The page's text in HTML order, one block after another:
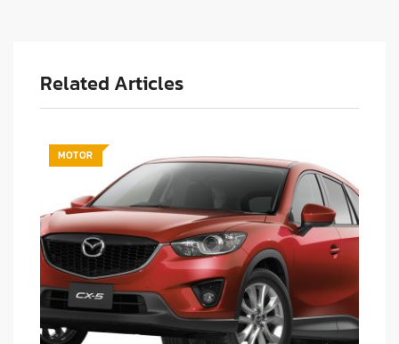
Related Articles
MOTOR